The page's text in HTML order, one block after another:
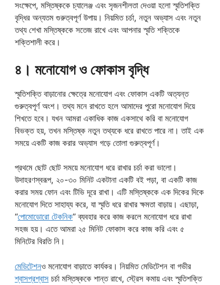
সংক্ষেপে, মস্তিষ্ককে চ্যালেঞ্জ এবং সৃজনশীলতা দেওয়া হলো স্মৃতিশক্তি
বৃদ্ধির অন্যতম গুরুত্বপূর্ণ উপায়। নিয়মিত চর্চা, নতুন অভ্যাস এবং নতুন
তথ্য শেখা মস্তিষ্ককে সতেজ রাখে এবং আপনার স্মৃতি শক্তিকে
শক্তিশালী করে।
৪। মনোযোগ ও ফোকাস বৃদ্ধি
স্মৃতিশক্তি বাড়ানোর ক্ষেত্রে মনোযোগ এবং ফোকাস একটি অত্যন্ত
গুরুত্বপূর্ণ অংশ। তথ্য মনে রাখতে হলে আমাদের পুরো মনোযোগ দিয়ে
শিখতে হবে। যখন আমরা একাধিক কাজ একসাথে করি বা মনোযোগ
বিভক্ত হয়, তখন মস্তিষ্ক নতুন তথ্যকে ধরে রাখতে পারে না। তাই এক
সময়ে একটি কাজ করার অভ্যাস গড়ে তোলা গুরুত্বপূর্ণ।
প্রথমে ছোট ছোট সময়ে মনোযোগ ধরে রাখার চর্চা করা ভালো।
উদাহরণস্বরূপ, ২০-৩০ মিনিট একটানা একটি বই পড়া, বা একটি কাজ
করার সময় ফোন এবং টিভি দূরে রাখা। এটি মস্তিষ্ককে এক দিকের দিকে
মনোযোগ দিতে সাহায্য করে, যা স্মৃতি ধরে রাখার ক্ষমতা বাড়ায়। এছাড়া,
“পোমোডোরো টেকনিক” ব্যবহার করে কাজ করলে মনোযোগ ধরে রাখা
সহজ হয়। এতে আমরা ২৫ মিনিট ফোকাস করে কাজ করি এবং ৫
মিনিটের বিরতি নি।
মেডিটেশনও মনোযোগ বাড়াতে কার্যকর। নিয়মিত মেডিটেশন বা গভীর
শ্বাসপ্রশ্বাস চর্চা মস্তিষ্ককে শান্ত রাখে, স্ট্রেস কমায় এবং স্মৃতিশক্তি